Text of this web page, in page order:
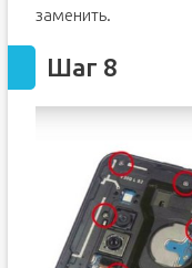
заменить.
Шаг 8